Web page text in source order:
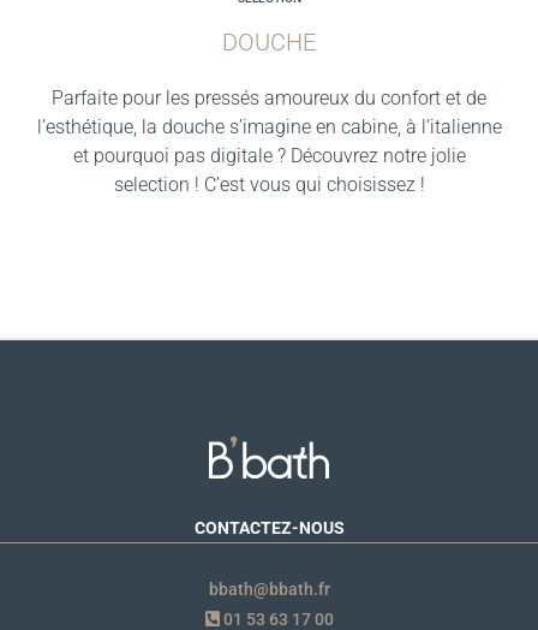
DOUCHE
Parfaite pour les pressés amoureux du confort et de
l’esthétique, la douche s’imagine en cabine, à l’italienne
et pourquoi pas digitale ? Découvrez notre jolie
selection ! C’est vous qui choisissez !
CONTACTEZ-NOUS
bbath@bbath.fr
01 53 63 17 00